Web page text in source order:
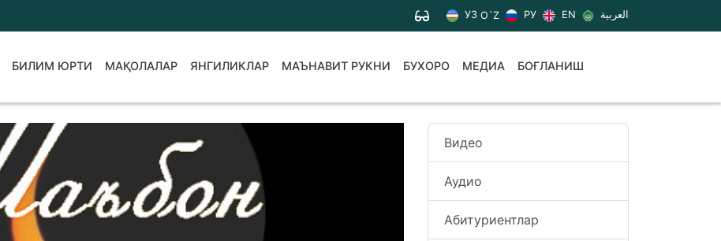
УЗ O`Z РУ EN العربية
БИЛИМ ЮРТИ МАҚОЛАЛАР ЯНГИЛИКЛАР МАЪНАВИТ РУКНИ БУХОРО МЕДИА БОҒЛАНИШ
Видео
Аудио
Абитуриентлар